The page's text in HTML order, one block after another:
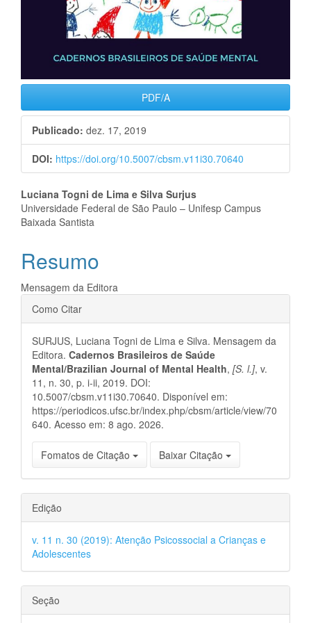
PDF/A
Publicado: dez. 17, 2019
DOI: https://doi.org/10.5007/cbsm.v11i30.70640
Conteúdo
do
artigo
principal
Luciana Togni de Lima e Silva Surjus
Universidade Federal de São Paulo – Unifesp Campus
Baixada Santista
Resumo
Mensagem da Editora
Detalhes
do
artigo
Como Citar
SURJUS, Luciana Togni de Lima e Silva. Mensagem da
Editora. Cadernos Brasileiros de Saúde
Mental/Brazilian Journal of Mental Health, [S. l.], v.
11, n. 30, p. i-ii, 2019. DOI:
10.5007/cbsm.v11i30.70640. Disponível em:
https://periodicos.ufsc.br/index.php/cbsm/article/view/70
640. Acesso em: 8 ago. 2026.
Fomatos de Citação Baixar Citação
Edição
v. 11 n. 30 (2019): Atenção Psicossocial a Crianças e
Adolescentes
Seção